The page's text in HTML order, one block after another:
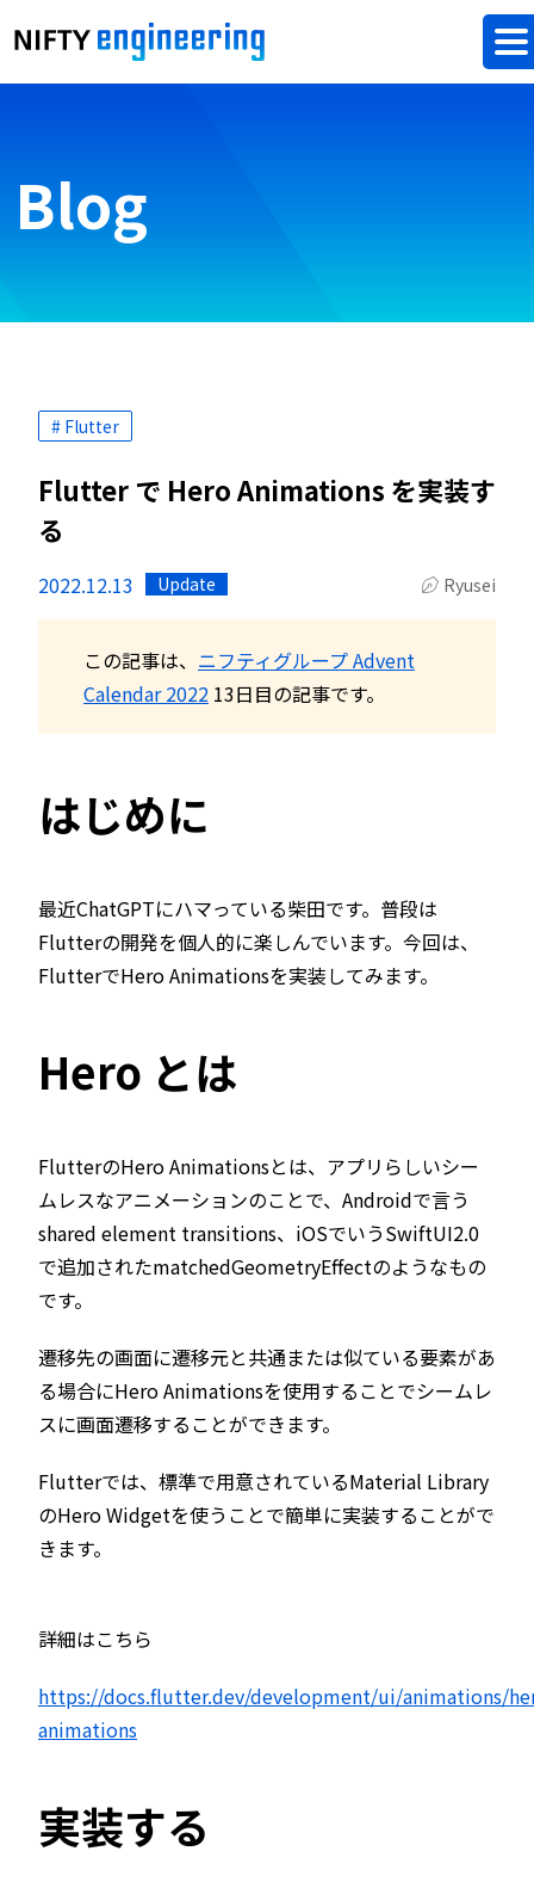
Blog
# Flutter
Flutter で Hero Animations を実装す
る
2022.12.13 Update Ryusei
この記事は、 ニフティグループ Advent
Calendar 2022 13日目の記事です。
はじめに
最近ChatGPTにハマっている柴田です。普段は
Flutterの開発を個人的に楽しんでいます。今回は、
FlutterでHero Animationsを実装してみます。
Hero とは
FlutterのHero Animationsとは、アプリらしいシー
ムレスなアニメーションのことで、Androidで言う
shared element transitions、iOSでいうSwiftUI2.0
で追加されたmatchedGeometryEffectのようなもの
です。
遷移先の画面に遷移元と共通または似ている要素があ
る場合にHero Animationsを使用することでシームレ
スに画面遷移することができます。
Flutterでは、標準で用意されているMaterial Library
のHero Widgetを使うことで簡単に実装することがで
きます。
詳細はこちら
https://docs.flutter.dev/development/ui/animations/
animations
実装する